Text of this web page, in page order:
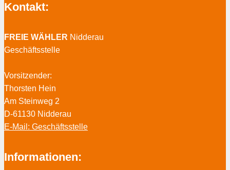
Kontakt:
FREIE WÄHLER Nidderau
Geschäftsstelle
Vorsitzender:
Thorsten Hein
Am Steinweg 2
D-61130 Nidderau
E-Mail: Geschäftsstelle
Informationen: